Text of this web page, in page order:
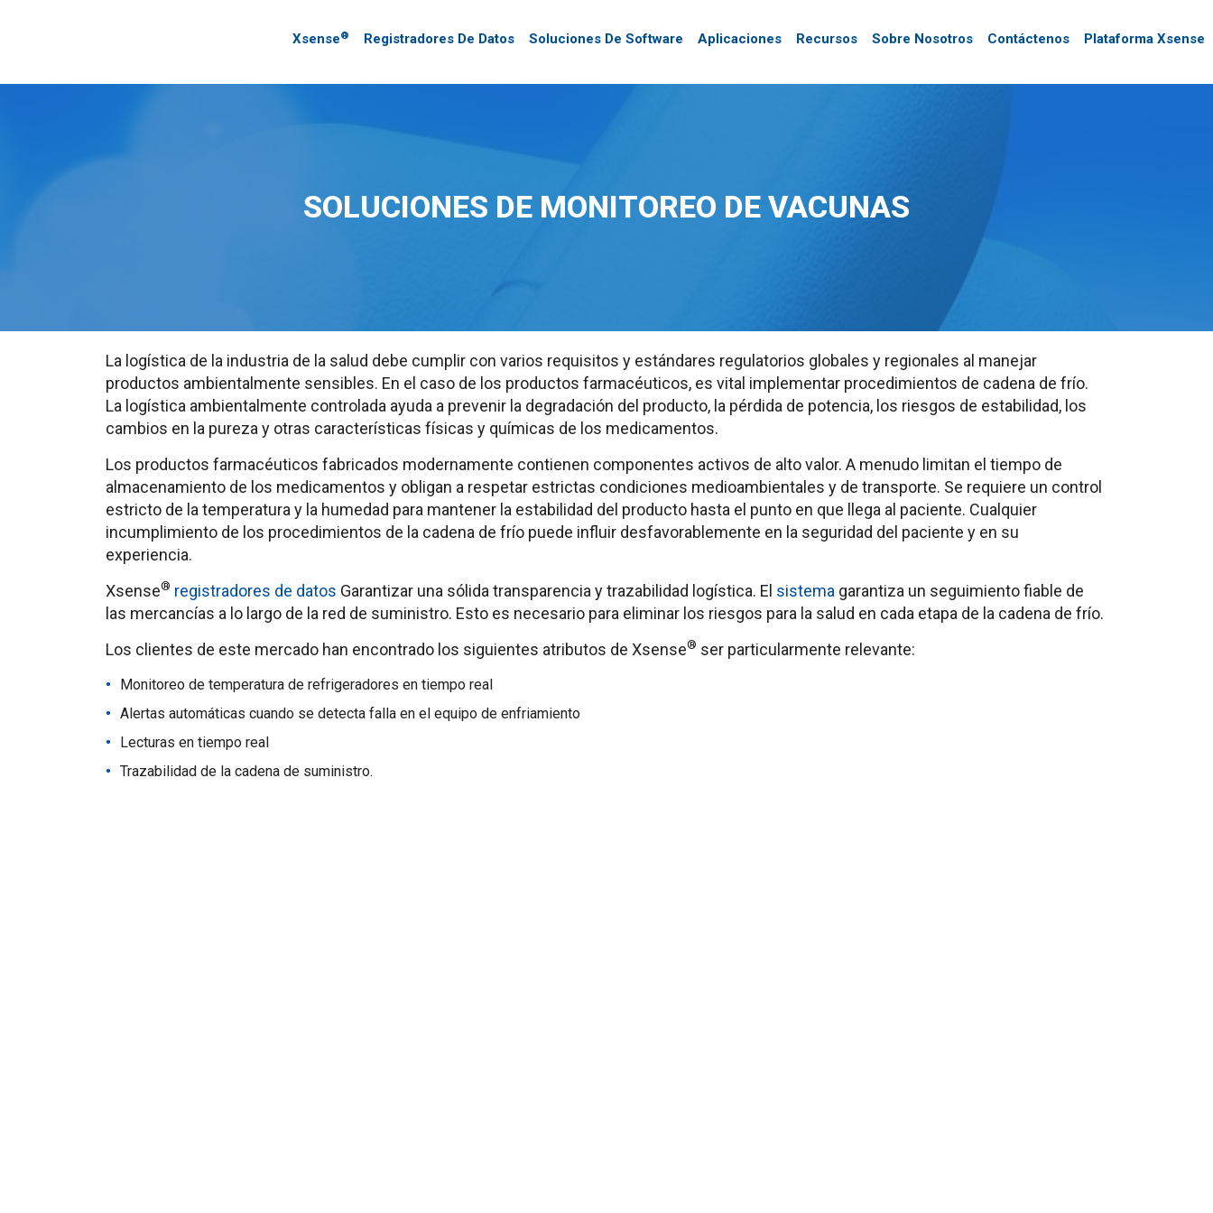
Xsense® Registradores De Datos Soluciones De Software Aplicaciones Recursos Sobre Nosotros Contáctenos Plataforma Xsense
SOLUCIONES DE MONITOREO DE VACUNAS
La logística de la industria de la salud debe cumplir con varios requisitos y estándares regulatorios globales y regionales al manejar
productos ambientalmente sensibles. En el caso de los productos farmacéuticos, es vital implementar procedimientos de cadena de frío.
La logística ambientalmente controlada ayuda a prevenir la degradación del producto, la pérdida de potencia, los riesgos de estabilidad, los
cambios en la pureza y otras características físicas y químicas de los medicamentos.
Los productos farmacéuticos fabricados modernamente contienen componentes activos de alto valor. A menudo limitan el tiempo de
almacenamiento de los medicamentos y obligan a respetar estrictas condiciones medioambientales y de transporte. Se requiere un control
estricto de la temperatura y la humedad para mantener la estabilidad del producto hasta el punto en que llega al paciente. Cualquier
incumplimiento de los procedimientos de la cadena de frío puede influir desfavorablemente en la seguridad del paciente y en su
experiencia.
Xsense® registradores de datos Garantizar una sólida transparencia y trazabilidad logística. El sistema garantiza un seguimiento fiable de
las mercancías a lo largo de la red de suministro. Esto es necesario para eliminar los riesgos para la salud en cada etapa de la cadena de frío.
Los clientes de este mercado han encontrado los siguientes atributos de Xsense® ser particularmente relevante:
Monitoreo de temperatura de refrigeradores en tiempo real
Alertas automáticas cuando se detecta falla en el equipo de enfriamiento
Lecturas en tiempo real
Trazabilidad de la cadena de suministro.